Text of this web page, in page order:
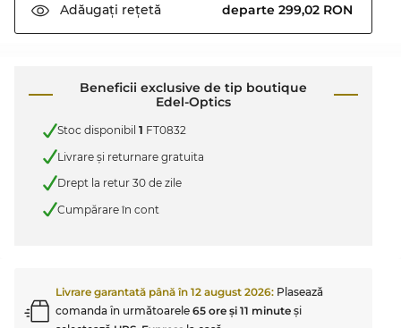
Adăugați rețetă departe 299,02 RON
Beneficii exclusive de tip boutique
Edel-Optics
Stoc disponibil 1 FT0832
Livrare şi returnare gratuita
Drept la retur 30 de zile
Cumpărare în cont
Livrare garantată până în 12 august 2026: Plasează
comanda în următoarele 65 ore şi 11 minute şi